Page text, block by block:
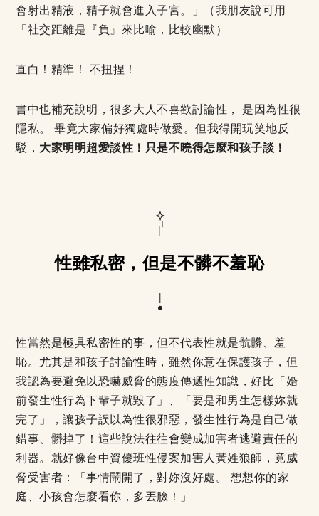
會射出精液，精子就會進入子宮。」（我朋友說可用
「社交距離是『負』來比喻，比較幽默）
直白！精準！ 不扭捏！
書中也補充說明，很多大人不喜歡討論性， 是因為性很
隱私。 畢竟大家偏好獨處時做愛。但我得開玩笑地反
駁， 大家明明超愛談性！只是不曉得怎麼和孩子談！
性雖私密，但是不髒不羞恥
性當然是極具私密性的事，但不代表性就是骯髒、羞
恥。尤其是和孩子討論性時，雖然你意在保護孩子，但
我認為要避免以恐嚇威脅的態度傳遞性知識，好比「婚
前發生性行為下輩子就毀了」、「要是和男生怎樣妳就
完了」，讓孩子誤以為性很邪惡，發生性行為是自己做
錯事、髒掉了！這些說法往往會變成加害者逃避責任的
利器。就好像台中資優班性侵案加害人黃姓狼師，竟威
脅受害者：「事情鬧開了，對妳沒好處。 想想你的家
庭、小孩會怎麼看你，多丟臉！」